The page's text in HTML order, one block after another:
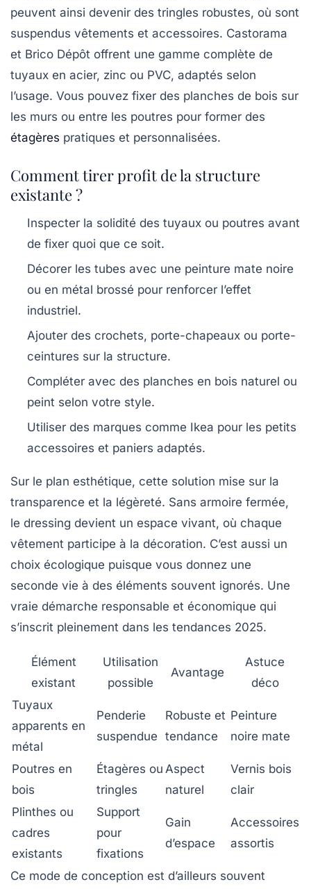
peuvent ainsi devenir des tringles robustes, où sont
suspendus vêtements et accessoires. Castorama
et Brico Dépôt offrent une gamme complète de
tuyaux en acier, zinc ou PVC, adaptés selon
l’usage. Vous pouvez fixer des planches de bois sur
les murs ou entre les poutres pour former des
étagères pratiques et personnalisées.
Comment tirer profit de la structure
existante ?
Inspecter la solidité des tuyaux ou poutres avant
de fixer quoi que ce soit.
Décorer les tubes avec une peinture mate noire
ou en métal brossé pour renforcer l’effet
industriel.
Ajouter des crochets, porte-chapeaux ou porte-
ceintures sur la structure.
Compléter avec des planches en bois naturel ou
peint selon votre style.
Utiliser des marques comme Ikea pour les petits
accessoires et paniers adaptés.
Sur le plan esthétique, cette solution mise sur la
transparence et la légèreté. Sans armoire fermée,
le dressing devient un espace vivant, où chaque
vêtement participe à la décoration. C’est aussi un
choix écologique puisque vous donnez une
seconde vie à des éléments souvent ignorés. Une
vraie démarche responsable et économique qui
s’inscrit pleinement dans les tendances 2025.
Élément
existant
Utilisation
possible
Avantage
Astuce
déco
Tuyaux
apparents en
métal
Penderie
suspendue
Robuste et
tendance
Peinture
noire mate
Poutres en
bois
Étagères ou
tringles
Aspect
naturel
Vernis bois
clair
Plinthes ou
cadres
existants
Support
pour
fixations
Gain
d’espace
Accessoires
assortis
Ce mode de conception est d’ailleurs souvent